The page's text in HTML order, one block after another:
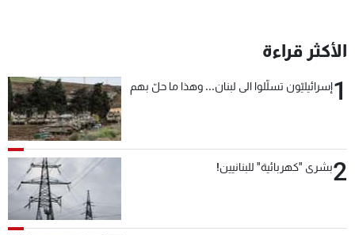
الأكثر قراءة
1إسرائيليّون تسلّلوا الى لبنان... وهذا ما حلّ بهم
2بشرى "كهربائية" للبنانيين!